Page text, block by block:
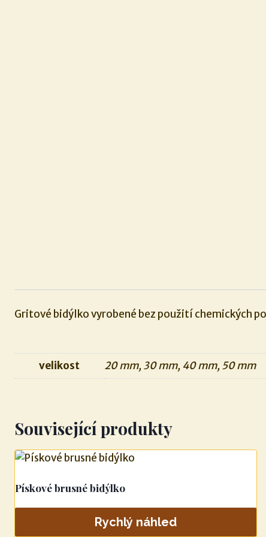
Gritové bidýlko vyrobené bez použití chemických
velikost 20 mm, 30 mm, 40 mm, 50 mm
Související produkty
Pískové brusné bidýlko
Rychlý náhled